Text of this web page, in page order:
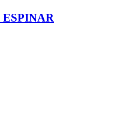
ESPINAR